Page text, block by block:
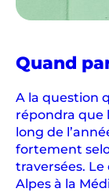
Quand
A la question
répondra que
long de
fortement
traversées.
Alpes à la